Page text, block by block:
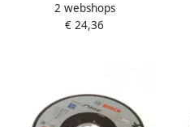
Ceramic Slijpschijf | Tegels
en natuursteen | 125 mm
2 webshops
€ 24,36